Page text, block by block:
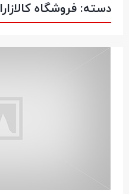
دسته: فروشگاه کالازارا